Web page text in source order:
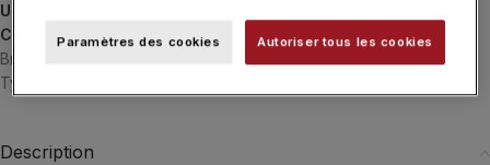
UGS :
Catégories :
24H-MORGANNEBELLO Bijoux Saint Valentin
Bracelets
Typologies
Description
Paramètres des cookies Autoriser tous les cookies